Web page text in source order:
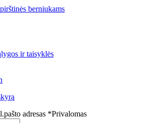
berniukams
ir taisyklės
adresas *Privalomas